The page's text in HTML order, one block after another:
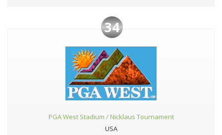
34
PGA West Stadium / Nicklaus Tournament
USA